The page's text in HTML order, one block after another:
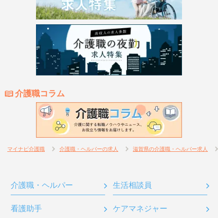
介護職コラム
マイナビ介護職 介護職・ヘルパーの求人 滋賀県の介護職・ヘルパー求人
介護職・ヘルパー 生活相談員
看護助手 ケアマネジャー